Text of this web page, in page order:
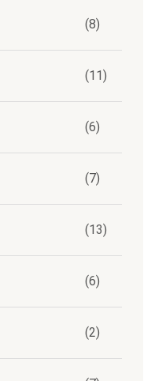
(8)
(11)
(6)
(7)
(13)
(6)
(2)